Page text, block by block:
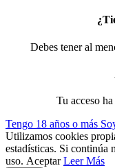
Debes tener al
Tu acceso
Tengo 18 años o más
Utilizamos cookies
estadísticas. Si continúa
uso. Aceptar Leer Más